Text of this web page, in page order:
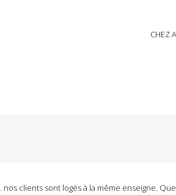
CHEZ
nos clients sont logés à la même enseigne.